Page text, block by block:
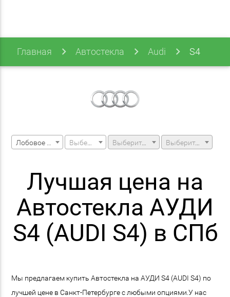
Главная Автостекла Audi S4
Выберите модель машины Выберите модификацию
Лучшая цена на
Автостекла АУДИ
S4 (AUDI S4) в СПб
Мы предлагаем купить Автостекла на АУДИ S4 (AUDI S4) по
лучшей цене в Санкт-Петербурге с любыми опциями.У нас